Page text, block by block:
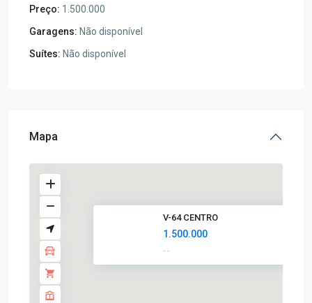
Preço: 1.500.000
Garagens: Não disponível
Suítes: Não disponível
Mapa
V-64 CENTRO
1.500.000
· ·